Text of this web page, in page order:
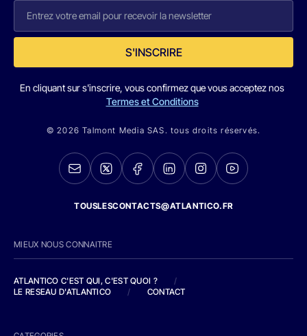
S'INSCRIRE
En cliquant sur s'inscrire, vous confirmez que vous acceptez nos
Termes et Conditions
© 2026 Talmont Media SAS. tous droits réservés.
TOUSLESCONTACTS@ATLANTICO.FR
MIEUX NOUS CONNAITRE
ATLANTICO C'EST QUI, C'EST QUOI ?
/
LE RESEAU D'ATLANTICO
/ CONTACT